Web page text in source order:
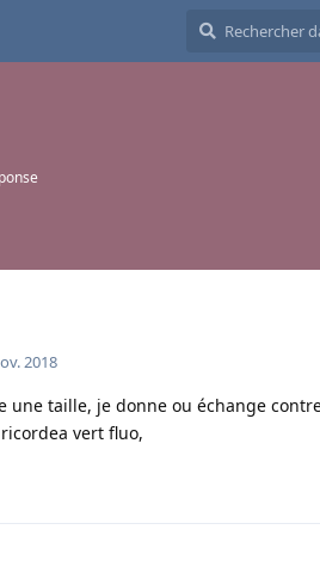
2018
une taille, je donne ou échange
vert fluo,